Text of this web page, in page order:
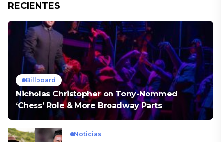
RECIENTES
Billboard
Nicholas Christopher on Tony-Nommed
‘Chess’ Role & More Broadway Parts
Noticias